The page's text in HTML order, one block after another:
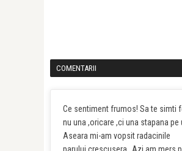
COMENTARII
Ce sentiment frumos! Sa te simti
nu una ,oricare ,ci una stapana pe
Aseara mi-am vopsit radacinile